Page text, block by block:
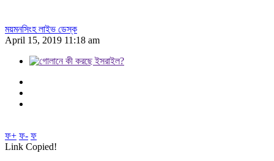
ময়মনসিংহ লাইভ ডেস্ক
April 15, 2019 11:18 am
ফ+ ফ- ফ
Link Copied!